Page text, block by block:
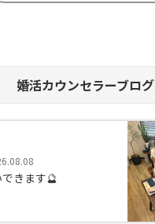
婚活カウンセラーブログ
きます🔮